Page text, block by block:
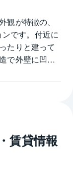
観が特徴の、
です。付近に
たりと建って
で外壁に凹凸
迫感を与え
真砂の分譲時
半ば～80㎡台
賃貸情報